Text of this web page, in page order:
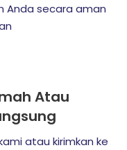
Anda secara aman
Atau
atau kirimkan ke